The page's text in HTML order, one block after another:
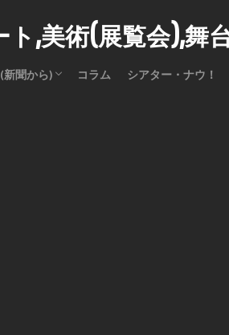
ト,美術(展覧会),舞
新聞から) コラム シアター・ナウ！